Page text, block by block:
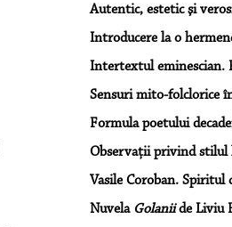
Autentic, estetic şi
Introducere la o
Intertextul eminescian.
Sensuri mito-folclorice
Formula poetului
Observaţii privind stilul
Vasile Coroban.
Nuvela Golaniide Liviu